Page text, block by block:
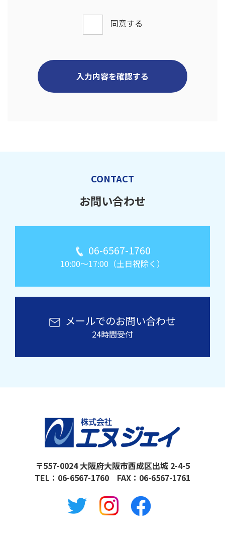
同意する
CONTACT
お問い合わせ
06-6567-1760
10:00～17:00（土日祝除く）
メールでのお問い合わせ
24時間受付
〒557-0024 大阪府大阪市西成区出城 2-4-5
TEL： 06-6567-1760 FAX：06-6567-1761